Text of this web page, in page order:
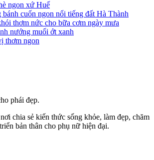
ngon xứ Huế
cuốn ngon nổi tiếng đất Hà Thành
thơm nức cho bữa cơm ngày mưa
nướng muối ớt xanh
thơm ngon
phái đẹp.
chia sẻ kiến thức sống khỏe, làm đẹp, chăm
bản thân cho phụ nữ hiện đại.